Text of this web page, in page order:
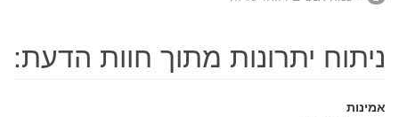
ניתוח יתרונות מתוך חוות הדעת:
אמינות